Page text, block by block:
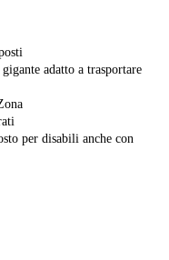
adatto a trasportare
per disabili anche con